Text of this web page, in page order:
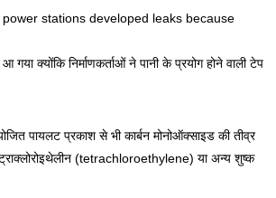
stations developed leaks because
क्योंकि निर्माणकर्ताओं ने पानी के प्रयोग होने वाली टेप
पायलट प्रकाश से भी कार्बन मोनोऑक्साइड की तीव्र
(tetrachloroethylene) या अन्य शुष्क